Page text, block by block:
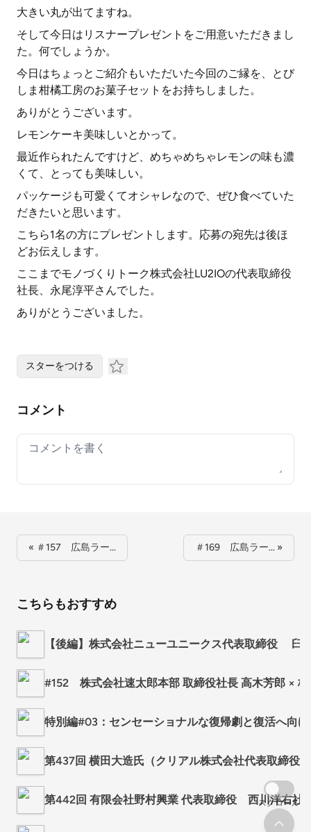
大きい丸が出てますね。
そして今日はリスナープレゼントをご用意いただきまし
た。何でしょうか。
今日はちょっとご紹介もいただいた今回のご縁を、とび
しま柑橘工房のお菓子セットをお持ちしました。
ありがとうございます。
レモンケーキ美味しいとかって。
最近作られたんですけど、めちゃめちゃレモンの味も濃
くて、とっても美味しい。
パッケージも可愛くてオシャレなので、ぜひ食べていた
だきたいと思います。
こちら1名の方にプレゼントします。応募の宛先は後ほ
どお伝えします。
ここまでモノづくりトーク株式会社LU2IOの代表取締役
社長、永尾淳平さんでした。
ありがとうございました。
スターをつける
コメント
Your comment
« ＃157 広島ラー… ＃169 広島ラー… »
こちらもおすすめ
【後編】株式会社ニューユニークス代表取締役 臼
#152 株式会社速太郎本部 取締役社長 高木芳郎 ×
特別編#03：センセーショナルな復帰劇と復活へ向
第437回 横田大造氏（クリアル株式会社代表取締役
第442回 有限会社野村興業 代表取締役 西川洋右社
スクロール